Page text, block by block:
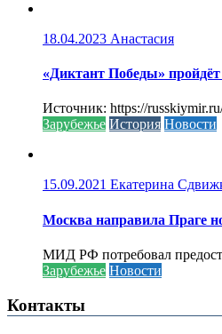
18.04.2023 Анастасия
«Диктант Победы»
Источник: https://
Зарубежье История Новости
15.09.2021 Екатерина
Москва направила Праге
МИД РФ потребовал
Зарубежье Новости
Контакты